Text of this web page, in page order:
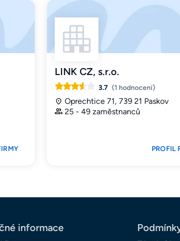
LINK CZ, s.r.o.
3.7 (1 hodnocení)
Oprechtice 71, 739 21 Paskov
25 - 49 zaměstnanců
PROFIL
informace